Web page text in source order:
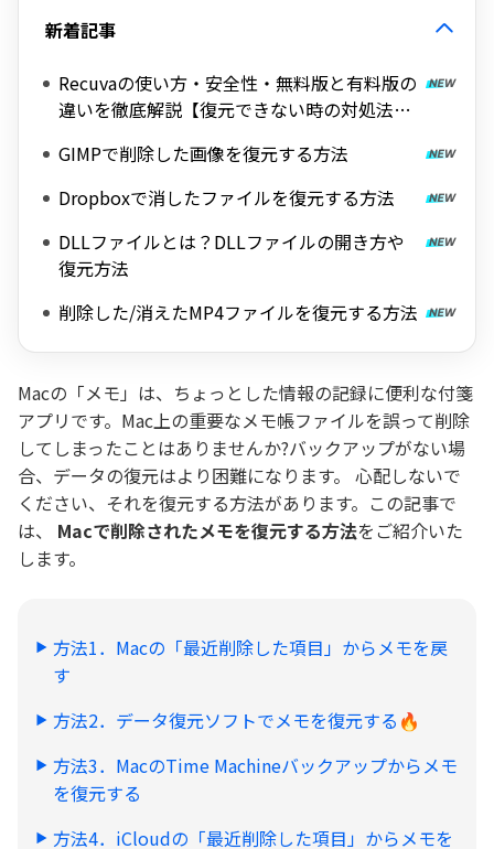
新着記事
Recuvaの使い方・安全性・無料版と有料版の
違いを徹底解説【復元できない時の対処法
GIMPで削除した画像を復元する方法
Dropboxで消したファイルを復元する方法
DLLファイルとは？DLLファイルの開き方や
復元方法
削除した/消えたMP4ファイルを復元する方法
Macの「メモ」は、ちょっとした情報の記録に便利な付箋
アプリです。Mac上の重要なメモ帳ファイルを誤って削除
してしまったことはありませんか?バックアップがない場
合、データの復元はより困難になります。 心配しないで
ください、それを復元する方法があります。この記事で
は、 Macで削除されたメモを復元する方法をご紹介いた
します。
方法1．Macの「最近削除した項目」からメモを戻
す
方法2．データ復元ソフトでメモを復元する🔥
方法3．MacのTime Machineバックアップからメモ
を復元する
方法4．iCloudの「最近削除した項目」からメモを